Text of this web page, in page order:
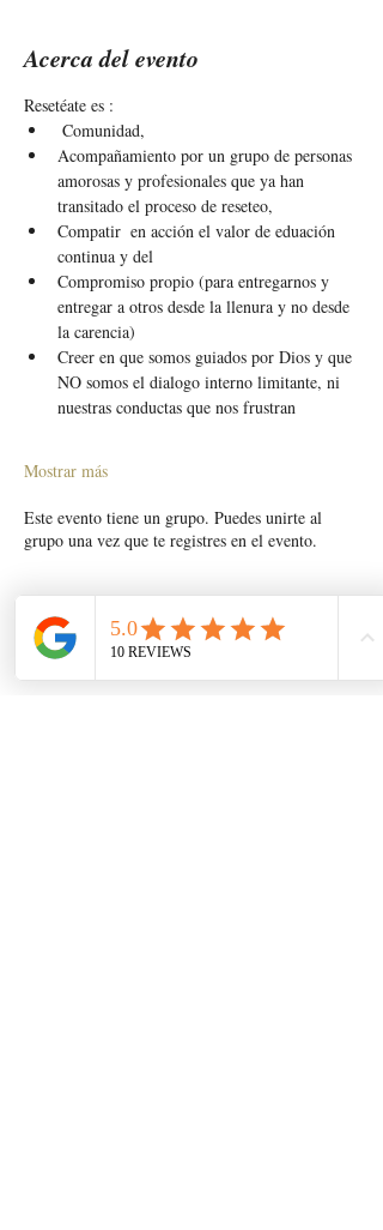
Acerca del evento
Resetéate es :
Comunidad,
Acompañamiento por un grupo de personas
amorosas y profesionales que ya han
transitado el proceso de reseteo,
Compatir  en acción el valor de eduación
continua y del
Compromiso propio (para entregarnos y
entregar a otros desde la llenura y no desde
la carencia)
Creer en que somos guiados por Dios y que
NO somos el dialogo interno limitante, ni
nuestras conductas que nos frustran
Mostrar más
Este evento tiene un grupo. Puedes unirte al
grupo una vez que te registres en el evento.
Compartir este evento